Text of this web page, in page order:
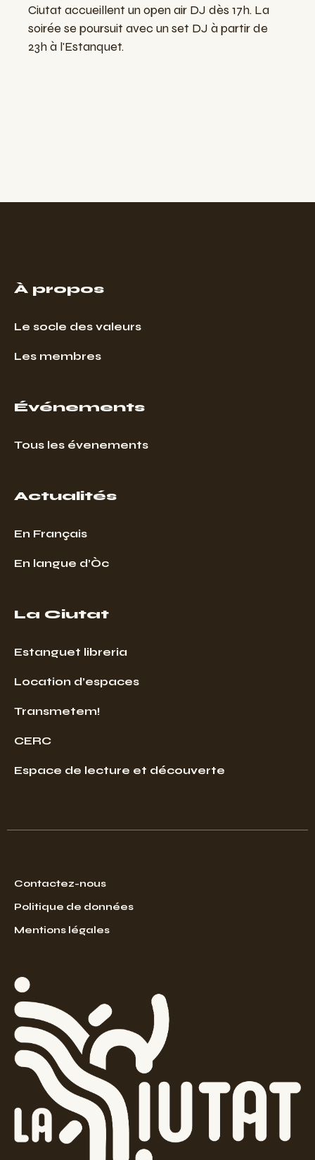
Ciutat accueillent un open air DJ dès 17h. La
soirée se poursuit avec un set DJ à partir de
23h à l'Estanquet.
À propos
Le socle des valeurs
Les membres
Événements
Tous les évenements
Actualités
En Français
En langue d’Òc
La Ciutat
Estanguet libreria
Location d’espaces
Transmetem!
CERC
Espace de lecture et découverte
Contactez-nous
Politique de données
Mentions légales